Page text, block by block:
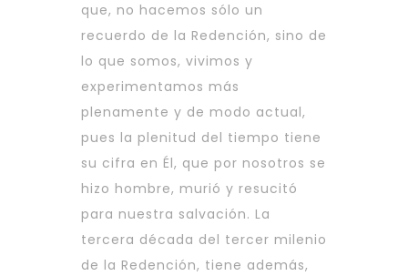
que, no hacemos sólo un
recuerdo de la Redención, sino de
lo que somos, vivimos y
experimentamos más
plenamente y de modo actual,
pues la plenitud del tiempo tiene
su cifra en Él, que por nosotros se
hizo hombre, murió y resucitó
para nuestra salvación. La
tercera década del tercer milenio
de la Redención, tiene además,